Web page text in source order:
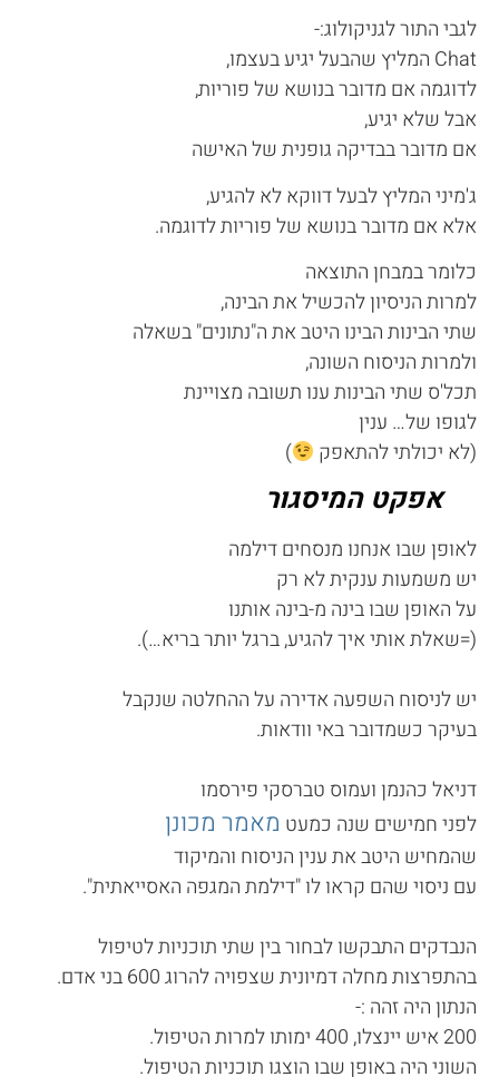
לגבי התור לגניקולוג:-
Chat המליץ שהבעל יגיע בעצמו,
לדוגמה אם מדובר בנושא של פוריות,
אבל שלא יגיע,
אם מדובר בבדיקה גופנית של האישה
ג'מיני המליץ לבעל דווקא לא להגיע,
אלא אם מדובר בנושא של פוריות לדוגמה.
כלומר במבחן התוצאה
למרות הניסיון להכשיל את הבינה,
שתי הבינות הבינו היטב את ה"נתונים" בשאלה
ולמרות הניסוח השונה,
תכל'ס שתי הבינות ענו תשובה מצויינת
לגופו של… ענין
(לא יכולתי להתאפק
)
אפקט המיסגור
לאופן שבו אנחנו מנסחים דילמה
יש משמעות ענקית לא רק
על האופן שבו בינה מ-בינה אותנו
(=שאלת אותי איך להגיע, ברגל יותר בריא…).
יש לניסוח השפעה אדירה על ההחלטה שנקבל
בעיקר כשמדובר באי וודאות.
דניאל כהנמן ועמוס טברסקי פירסמו
לפני חמישים שנה כמעט מאמר מכונן
שהמחיש היטב את ענין הניסוח והמיקוד
עם ניסוי שהם קראו לו "דילמת המגפה האסייאתית".
הנבדקים התבקשו לבחור בין שתי תוכניות לטיפול
בהתפרצות מחלה דמיונית שצפויה להרוג 600 בני אדם.
הנתון היה זהה :-
200 איש יינצלו, 400 ימותו למרות הטיפול.
השוני היה באופן שבו הוצגו תוכניות הטיפול.